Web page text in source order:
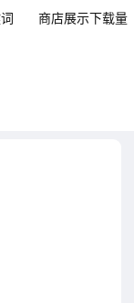
商店展示下载量